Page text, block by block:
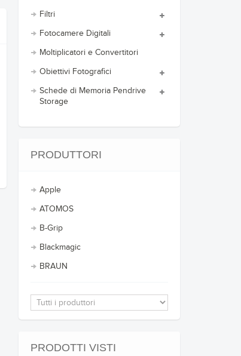
Filtri
Fotocamere Digitali
Moltiplicatori e Convertitori
Obiettivi Fotografici
Schede di Memoria Pendrive
Storage
PRODUTTORI
Apple
ATOMOS
B-Grip
Blackmagic
BRAUN
PRODOTTI VISTI